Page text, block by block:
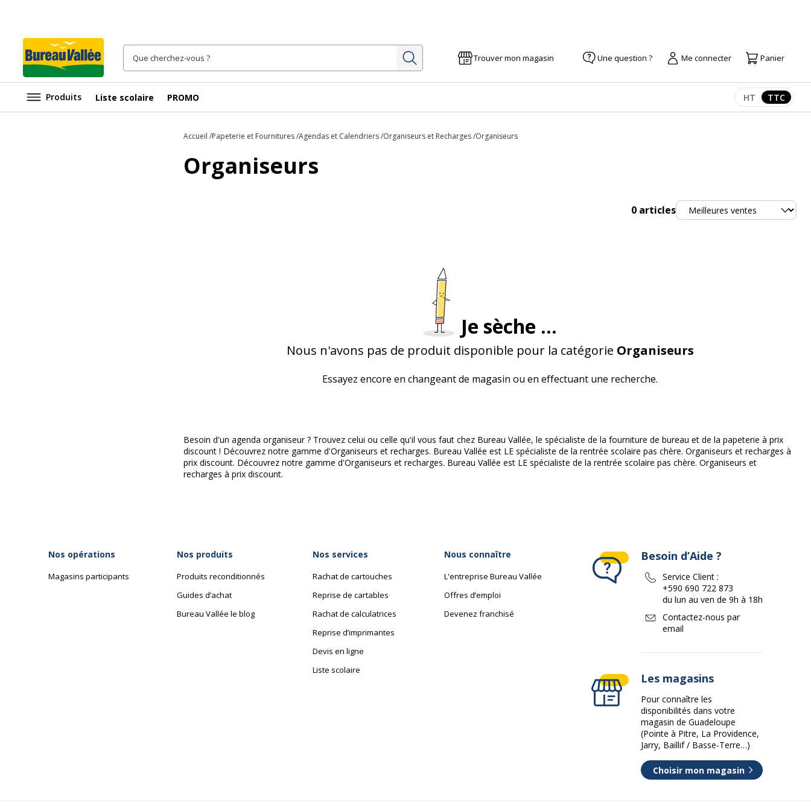
Rechercher Trouver mon magasin Une question ? Me connecter Panier
Produits Liste scolaire PROMO Afficher les
HT TTC
Accueil Papeterie et Fournitures Agendas et Calendriers Organiseurs et Recharges Organiseurs
Organiseurs
0 articlesTrier
Je sèche ...
Nous n'avons pas de produit disponible pour la catégorie Organiseurs
Essayez encore en changeant de magasin ou en effectuant une recherche.
Besoin d'un agenda organiseur ? Trouvez celui ou celle qu'il vous faut chez Bureau Vallée, le spécialiste de la fourniture de bureau et de la papeterie à prix
discount ! Découvrez notre gamme d'Organiseurs et recharges. Bureau Vallée est LE spécialiste de la rentrée scolaire pas chère. Organiseurs et recharges à
prix discount. Découvrez notre gamme d'Organiseurs et recharges. Bureau Vallée est LE spécialiste de la rentrée scolaire pas chère. Organiseurs et
recharges à prix discount.
Nos opérations
Magasins participants
Nos produits
Produits reconditionnés
Guides d’achat
Bureau Vallée le blog
Nos services
Rachat de cartouches
Reprise de cartables
Rachat de calculatrices
Reprise d’imprimantes
Devis en ligne
Liste scolaire
Nous connaître
L'entreprise Bureau Vallée
Offres d’emploi
Devenez franchisé
Besoin d’Aide ?
Service Client :
+590 690 722 873
du lun au ven de 9h à 18h
Contactez-nous par
email
Les magasins
Pour connaître les
disponibilités dans votre
magasin de Guadeloupe
(Pointe à Pitre, La Providence,
Jarry, Baillif / Basse-Terre…)
Choisir mon magasin